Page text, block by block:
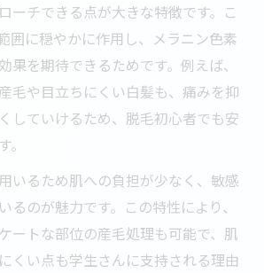
ーチできる点が大きな特徴です。こ
囲に穏やかに作用し、メラニン色素
果を期待できるためです。例えば、
毛や目立ちにくい白髪も、痛みを抑
していけるため、脱毛初心者でも安
いるため肌への負担が少なく、敏感
るのが魅力です。この特性により、
ートな部位の産毛処理も可能で、肌
くい点も学生さんに支持される理由